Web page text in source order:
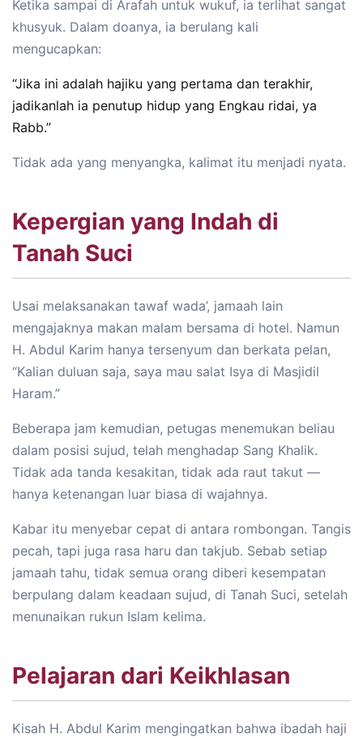
Ketika sampai di Arafah untuk wukuf, ia terlihat sangat
khusyuk. Dalam doanya, ia berulang kali
mengucapkan:
“Jika ini adalah hajiku yang pertama dan terakhir,
jadikanlah ia penutup hidup yang Engkau ridai, ya
Rabb.”
Tidak ada yang menyangka, kalimat itu menjadi nyata.
Kepergian yang Indah di
Tanah Suci
Usai melaksanakan tawaf wada’, jamaah lain
mengajaknya makan malam bersama di hotel. Namun
H. Abdul Karim hanya tersenyum dan berkata pelan,
“Kalian duluan saja, saya mau salat Isya di Masjidil
Haram.”
Beberapa jam kemudian, petugas menemukan beliau
dalam posisi sujud, telah menghadap Sang Khalik.
Tidak ada tanda kesakitan, tidak ada raut takut —
hanya ketenangan luar biasa di wajahnya.
Kabar itu menyebar cepat di antara rombongan. Tangis
pecah, tapi juga rasa haru dan takjub. Sebab setiap
jamaah tahu, tidak semua orang diberi kesempatan
berpulang dalam keadaan sujud, di Tanah Suci, setelah
menunaikan rukun Islam kelima.
Pelajaran dari Keikhlasan
Kisah H. Abdul Karim mengingatkan bahwa ibadah haji